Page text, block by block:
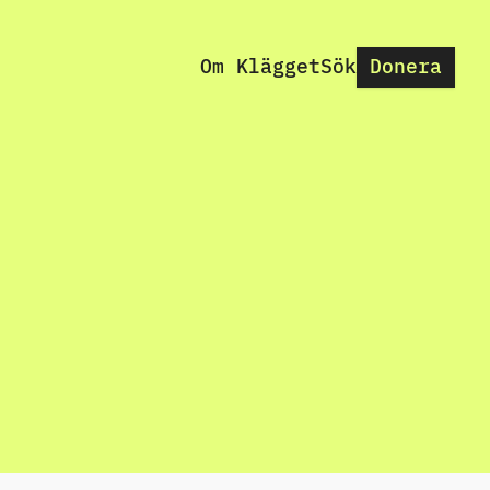
Om KläggetSök Donera